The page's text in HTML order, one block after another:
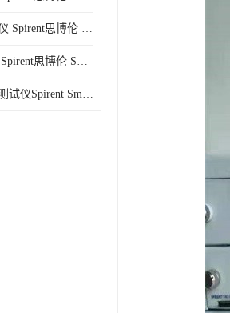
福建省发包仪 Spirent思博伦 SmartBits 600B 可以支持多种通信技术
盐城发包仪 Spirent思博伦 SmartBits 600B 可配置多个单端测试模块
泰州思博伦测试仪Spirent SmartBits 600B 灵活的测试方案